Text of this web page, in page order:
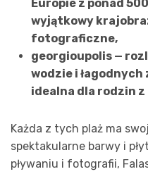
Europie z ponad
wyjątkowy
fotograficzne,
georgioupolis —
wodzie i
idealna dla rodzin z
Każda z tych plaż ma
spektakularne barwy i
pływaniu i fotografii,